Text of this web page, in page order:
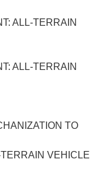
ALL-TERRAIN
ALL-TERRAIN
TO
VEHICLE